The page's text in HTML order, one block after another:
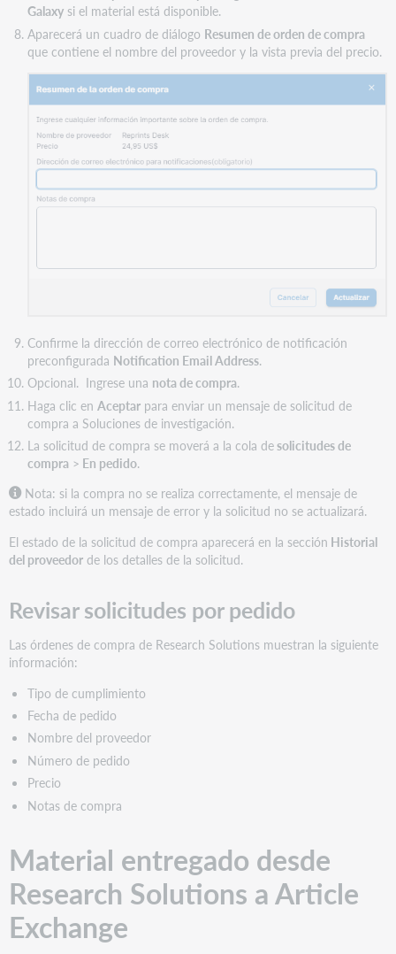
Galaxysi el material está disponible.
Aparecerá un cuadro de diálogo Resumen de orden de compra
que contiene el nombre del proveedor y la vista previa del precio.
Confirme la dirección de correo electrónico de notificación
preconfigurada Notification Email Address.
Opcional. Ingrese una nota de compra.
Haga clic en Aceptarpara enviar un mensaje de solicitud de
compra a Soluciones de investigación.
La solicitud de compra se moverá a la cola desolicitudes de
compra > En pedido.
Nota: si la compra no se realiza correctamente, el mensaje de
estado incluirá un mensaje de error y la solicitud no se actualizará.
El estado de la solicitud de compra aparecerá en la sección Historial
del proveedor de los detalles de la solicitud.
Revisar solicitudes por pedido
Las órdenes de compra de Research Solutions muestran la siguiente
información:
Tipo de cumplimiento
Fecha de pedido
Nombre del proveedor
Número de pedido
Precio
Notas de compra
Material entregado desde
Research Solutions a Article
Exchange